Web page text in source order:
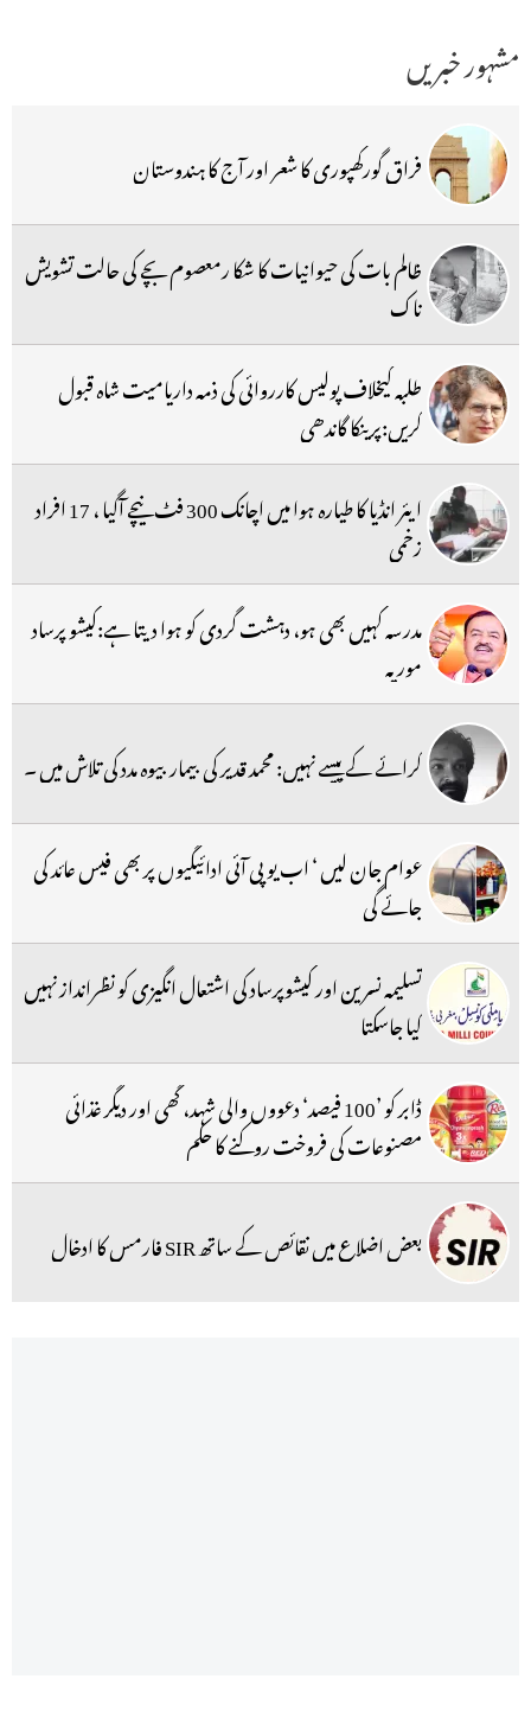
مشہور خبریں
فراق گورکھپوری کا شعر اور آج کا ہندوستان
ظالم بات کی حیوانیات کا شکا رمعصوم بچے کی حالت تشویش
ناک
طلبہ کیخلاف پولیس کارروائی کی ذمہ داریامیت شاہ قبول
کریں:پرینکا گاندھی
ایئر انڈیا کا طیارہ ہوا میں اچانک 300 فٹ نیچے آگیا ، 17 افراد
زخمی
مدرسہ کہیں بھی ہو، دہشت گردی کو ہوا دیتا ہے:کیشو پرساد
موریہ
کرائے کے پیسے نہیں: محمد قدیر کی بیمار بیوہ مدد کی تلاش میں ۔
عوام جان لیں ‘ اب یو پی آئی ادائیگیوں پر بھی فیس عائد کی
جائے گی
تسلیمہ نسرین اور کیشوپرساد کی اشتعال انگیزی کو نظرانداز نہیں
کیا جاسکتا
ڈابر کو ’100 فیصد‘ دعووں والی شہد، گھی اور دیگر غذائی
مصنوعات کی فروخت روکنے کا حکم
بعض اضلاع میں نقائص کے ساتھ SIR فارمس کا ادخال